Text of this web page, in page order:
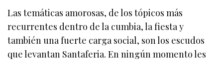
Las temáticas amorosas, de los tópicos más
recurrentes dentro de la cumbia, la fiesta y
también una fuerte carga social, son los escudos
que levantan Santaferia. En ningún momento les